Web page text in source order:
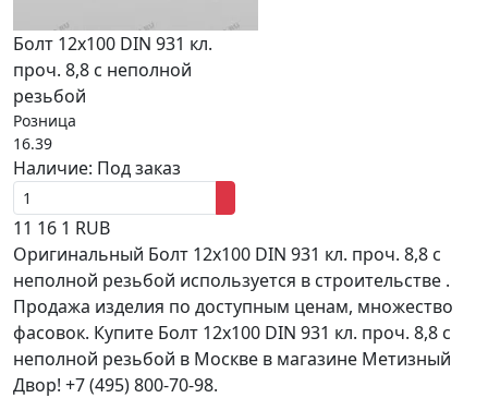
Болт 12х100 DIN 931 кл.
проч. 8,8 с неполной
резьбой
Розница
16.39
Наличие: Под заказ
11 16 1 RUB
Оригинальный Болт 12х100 DIN 931 кл. проч. 8,8 с
неполной резьбой используется в строительстве .
Продажа изделия по доступным ценам, множество
фасовок. Купите Болт 12х100 DIN 931 кл. проч. 8,8 с
неполной резьбой в Москве в магазине Метизный
Двор! +7 (495) 800-70-98.